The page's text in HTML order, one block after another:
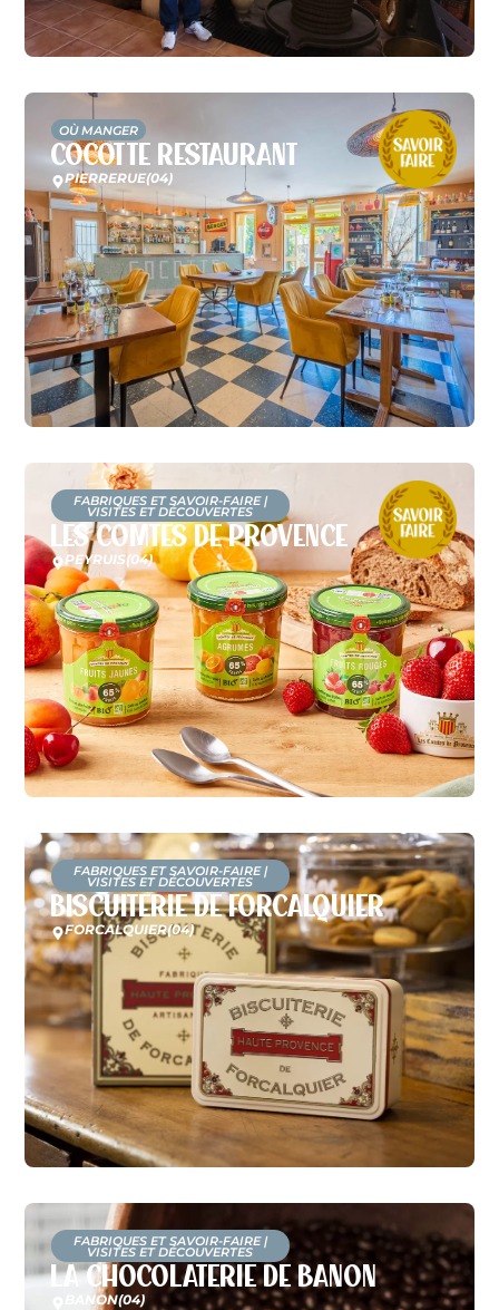
OÙ MANGER
Cocotte Restaurant
PIERRERUE(04)
FABRIQUES ET SAVOIR-FAIRE|
VISITES ET DÉCOUVERTES
Les Comtes de Provence
PEYRUIS(04)
FABRIQUES ET SAVOIR-FAIRE|
VISITES ET DÉCOUVERTES
Biscuiterie de Forcalquier
FORCALQUIER(04)
FABRIQUES ET SAVOIR-FAIRE|
VISITES ET DÉCOUVERTES
La Chocolaterie de Banon
BANON(04)